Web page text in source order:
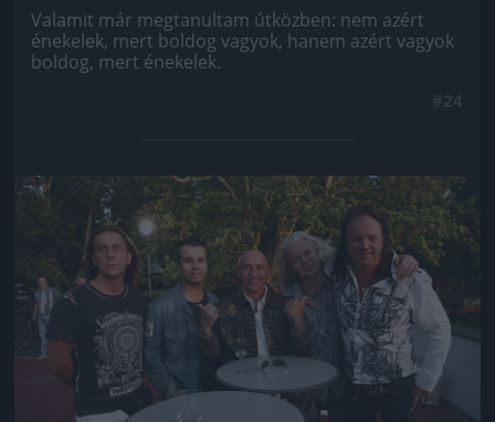
Valamit már megtanultam útközben: nem azért
énekelek, mert boldog vagyok, hanem azért vagyok
boldog, mert énekelek.
Jön még kép!